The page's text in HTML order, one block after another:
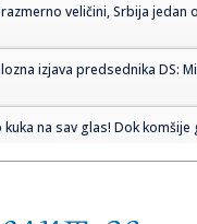
veličini, Srbija jedan
izjava predsednika DS:
kuka na sav glas! Dok komšije